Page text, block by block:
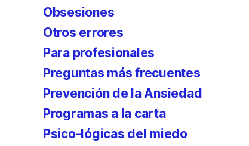
Obsesiones
Otros errores
Para profesionales
Preguntas más frecuentes
Prevención de la Ansiedad
Programas a la carta
Psico-lógicas del miedo